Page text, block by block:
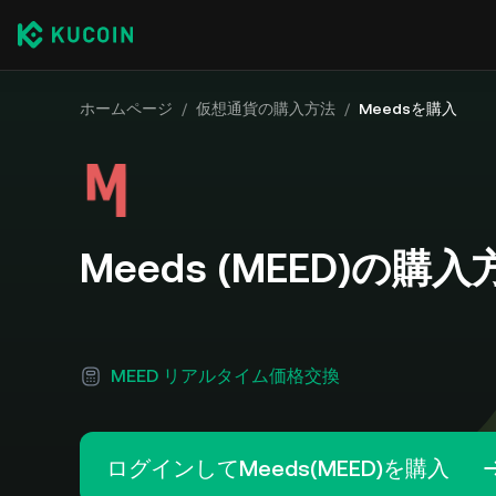
ホームページ / 仮想通貨の購入方法 / Meedsを購入
Meeds (MEED)の購入
MEED リアルタイム価格交換
ログインしてMeeds(MEED)を購入